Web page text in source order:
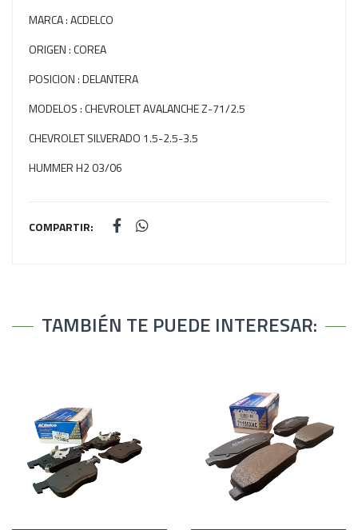
MARCA : ACDELCO
ORIGEN : COREA
POSICION : DELANTERA
MODELOS : CHEVROLET AVALANCHE Z-71/2.5
CHEVROLET SILVERADO 1.5-2.5-3.5
HUMMER H2 03/06
COMPARTIR:
TAMBIÉN TE PUEDE INTERESAR: